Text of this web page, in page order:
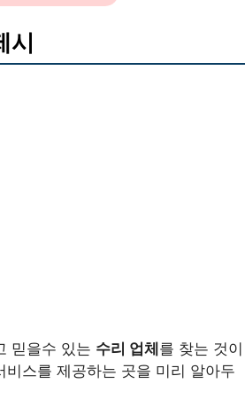
시
믿을수 있는 수리 업체를 찾는 것이
스를 제공하는 곳을 미리 알아두